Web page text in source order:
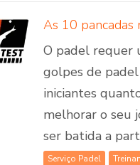
As 10
O padel requer
golpes de
iniciantes
melhorar o seu
ser batida a
Serviço Padel